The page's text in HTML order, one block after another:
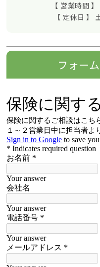
【 営業時間
【 定休日 】
フォー